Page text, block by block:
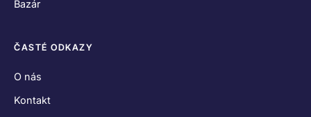
Bazár
ČASTÉ ODKAZY
O nás
Kontakt